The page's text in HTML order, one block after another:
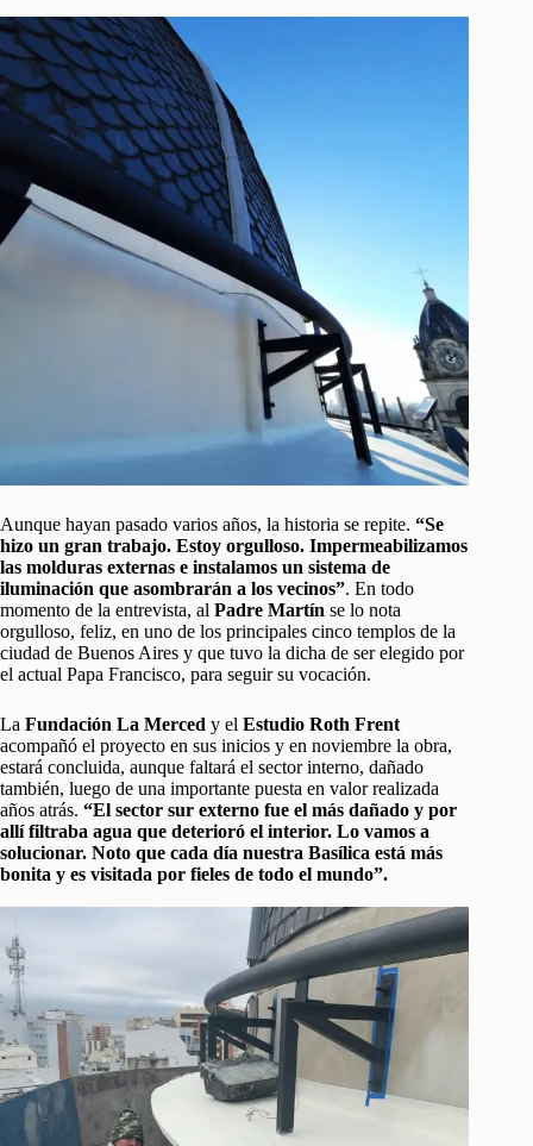
Aunque hayan pasado varios años, la historia se repite. “Se
hizo un gran trabajo. Estoy orgulloso. Impermeabilizamos
las molduras externas e instalamos un sistema de
iluminación que asombrarán a los vecinos”. En todo
momento de la entrevista, al Padre Martín se lo nota
orgulloso, feliz, en uno de los principales cinco templos de la
ciudad de Buenos Aires y que tuvo la dicha de ser elegido por
el actual Papa Francisco, para seguir su vocación.
La Fundación La Merced y el Estudio Roth Frent
acompañó el proyecto en sus inicios y en noviembre la obra,
estará concluida, aunque faltará el sector interno, dañado
también, luego de una importante puesta en valor realizada
años atrás. “El sector sur externo fue el más dañado y por
allí filtraba agua que deterioró el interior. Lo vamos a
solucionar. Noto que cada día nuestra Basílica está más
bonita y es visitada por fieles de todo el mundo”.